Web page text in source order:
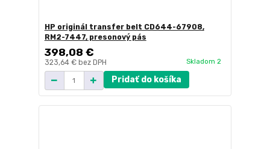
HP originál transfer belt CD644-67908,
RM2-7447, presonový pás
398,08 €
323,64 € bez DPH Skladom 2
Pridať do košíka